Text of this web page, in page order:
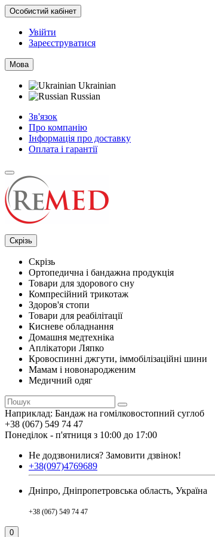
Особистий кабінет
Увійти
Зареєструватися
Мова
Ukrainian
Russian
Зв'язок
Про компанію
Інформація про доставку
Оплата і гарантії
Скрізь
Скрізь
Ортопедична і бандажна продукція
Товари для здорового сну
Компресійний трикотаж
Здоров'я стопи
Товари для реабілітації
Кисневе обладнання
Домашня медтехніка
Аплікатори Ляпко
Кровоспинні джгути, іммобілізаційні шини
Мамам і новонародженим
Медичний одяг
Наприклад: Бандаж на гомілковостопний суглоб
+38 (067) 549 74 47
Понеділок - п'ятниця з 10:00 до 17:00
Не додзвонилися? Замовити дзвінок!
+38(097)4769689
Дніпро, Дніпропетровська область, Україна
+38 (067) 549 74 47
0